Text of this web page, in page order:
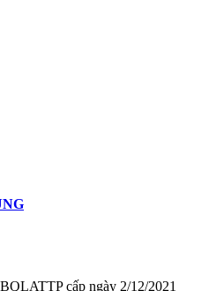
cấp ngày 2/12/2021